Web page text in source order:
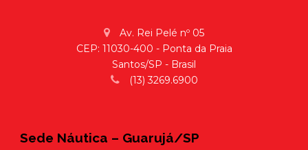
Av. Rei Pelé nº 05
CEP: 11030-400 - Ponta da Praia
Santos/SP - Brasil
(13) 3269.6900
Sede Náutica – Guarujá/SP